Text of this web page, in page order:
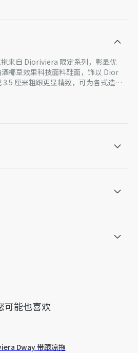
来自 Dioriviera 限定系列，彰显优
椰草效果科技面料鞋面，饰以 Dior
厘米粗跟更显精致，可为各式造型
标志
观不一致，以产品实物为准。如有相
可能也喜欢
Dway 带跟凉拖